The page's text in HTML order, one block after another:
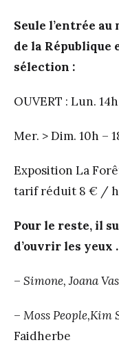
Seule l’entrée au
de la République
sélection :
OUVERT : Lun.
Mer. > Dim. 10h –
Exposition La
tarif réduit 8 € /
Pour le reste, il
d’ouvrir les yeux
– Simone, Joana
– Moss People,Kim
Faidherbe